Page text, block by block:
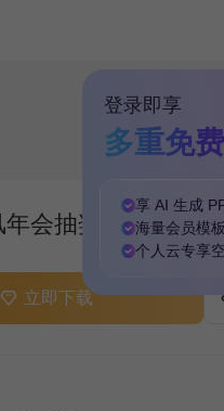
登录即享
多重免
享 AI 生成
海量会员模板
个人云专享
会抽奖游戏PPT
立即下载